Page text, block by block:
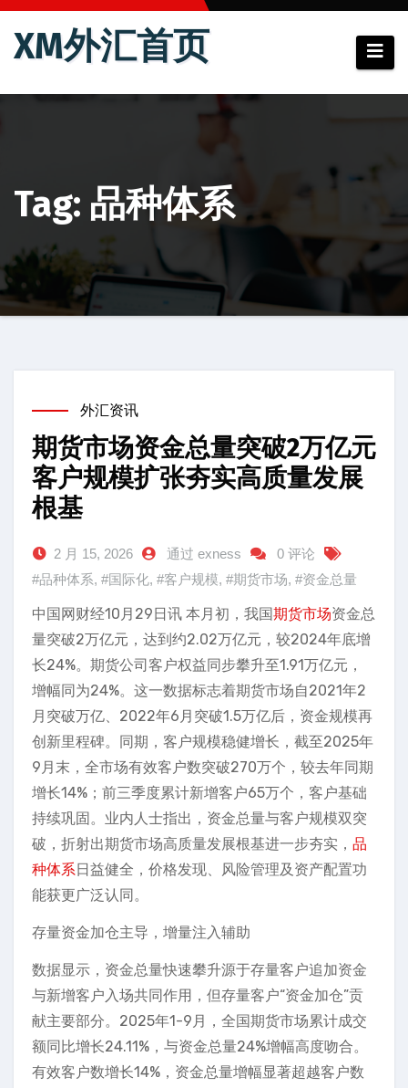
跳
XM外汇首页
Tag: 品种体系
外汇资讯
期货市场资金总量突破2万亿元
客户规模扩张夯实高质量发展
根基
2 月 15, 2026 通过 exness
0 评论
#品种体系, #国际化, #客户规模, #期货市场, #资金总量
中国网财经10月29日讯 本月初，我国期货市场资金总
量突破2万亿元，达到约2.02万亿元，较2024年底增
长24%。期货公司客户权益同步攀升至1.91万亿元，
增幅同为24%。这一数据标志着期货市场自2021年2
月突破万亿、2022年6月突破1.5万亿后，资金规模再
创新里程碑。同期，客户规模稳健增长，截至2025年
9月末，全市场有效客户数突破270万个，较去年同期
增长14%；前三季度累计新增客户65万个，客户基础
持续巩固。业内人士指出，资金总量与客户规模双突
破，折射出期货市场高质量发展根基进一步夯实， 品
种体系日益健全，价格发现、风险管理及资产配置功
能获更广泛认同。
存量资金加仓主导，增量注入辅助
数据显示，资金总量快速攀升源于存量客户追加资金
与新增客户入场共同作用，但存量客户“资金加仓”贡
献主要部分。2025年1-9月，全国期货市场累计成交
额同比增长24.11%，与资金总量24%增幅高度吻合。
有效客户数增长14%，资金总量增幅显著超越客户数